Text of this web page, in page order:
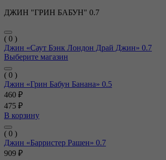
ДЖИН "ГРИН БАБУН" 0.7
( 0 )
Джин «Саут Бэнк Лондон Драй Джин» 0.7
Выберите магазин
( 0 )
Джин «Грин Бабун Банана» 0.5
460 ₽
475 ₽
В корзину
( 0 )
Джин «Барристер Рашен» 0.7
909 ₽